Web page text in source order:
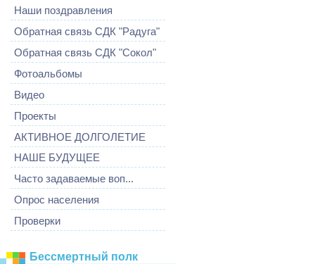
Наши поздравления
Обратная связь СДК "Радуга"
Обратная связь СДК "Сокол"
Фотоальбомы
Видео
Проекты
АКТИВНОЕ ДОЛГОЛЕТИЕ
НАШЕ БУДУЩЕЕ
Часто задаваемые воп...
Опрос населения
Проверки
Бессмертный полк